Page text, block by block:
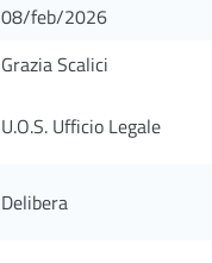
08/feb/2026
Grazia Scalici
U.O.S. Ufficio Legale
Delibera